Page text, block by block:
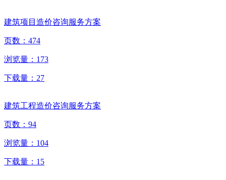
建筑项目造价咨询服务方案
页数： 474
浏览量： 173
下载量： 27
建筑工程造价咨询服务方案
页数： 94
浏览量： 104
下载量： 15